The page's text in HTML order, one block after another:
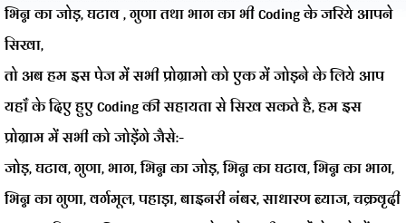
भिन्न का जोड़, घटाव , गुणा तथा भाग का भी Coding के जरिये आपने
सिखा,
तो अब हम इस पेज में सभी प्रोग्रामो को एक में जोड़ने के लिये आप
यहाँ के दिए हुए Coding की सहायता से सिख सकते है, हम इस
प्रोग्राम में सभी को जोड़ेंगे जैसे:-
जोड़, घटाव, गुणा, भाग, भिन्न का जोड़, भिन्न का घटाव, भिन्न का भाग,
भिन्न का गुणा, वर्गमूल, पहाड़ा, बाइनरी नंबर, साधारण ब्याज, चक्रवृदी